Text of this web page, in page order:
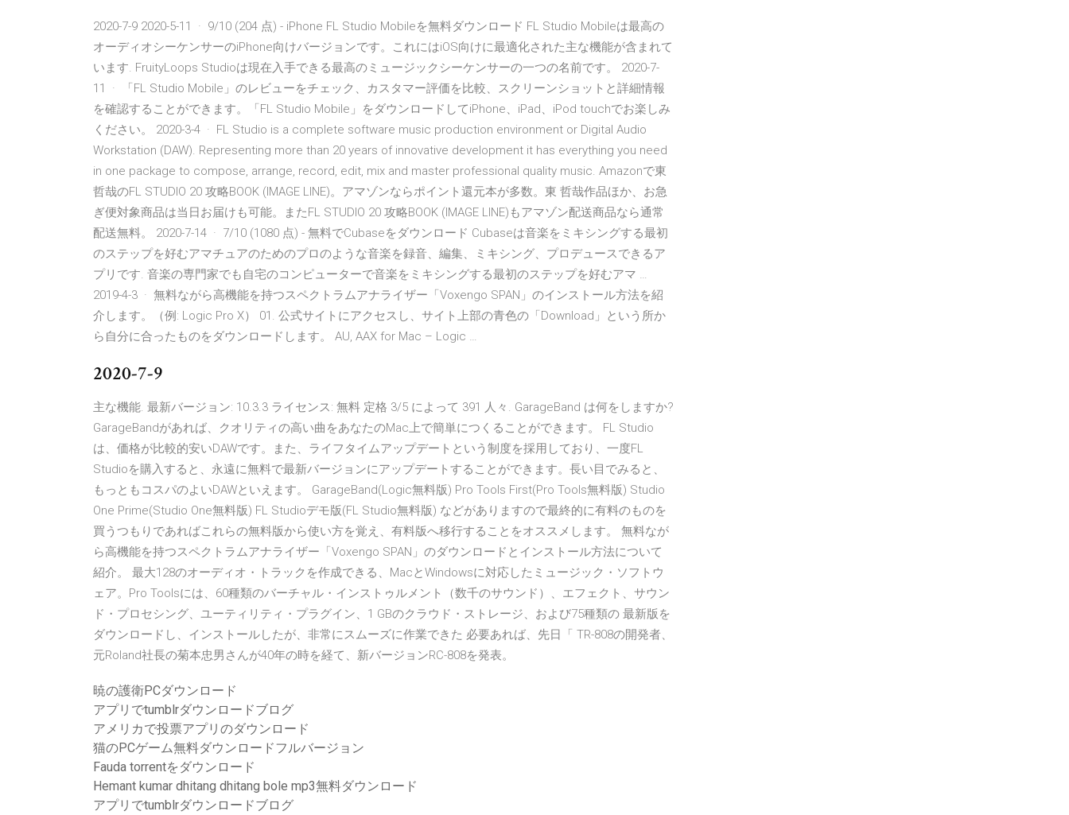
2020-7-9 2020-5-11 · 9/10 (204 点) - iPhone FL Studio Mobileを無料ダウンロード FL Studio Mobileは最高の
オーディオシーケンサーのiPhone向けバージョンです。これにはiOS向けに最適化された主な機能が含まれて
います. FruityLoops Studioは現在入手できる最高のミュージックシーケンサーの一つの名前です。 2020-7-
11 · ‎「FL Studio Mobile」のレビューをチェック、カスタマー評価を比較、スクリーンショットと詳細情報
を確認することができます。「FL Studio Mobile」をダウンロードしてiPhone、iPad、iPod touchでお楽しみ
ください。 2020-3-4 · FL Studio is a complete software music production environment or Digital Audio
Workstation (DAW). Representing more than 20 years of innovative development it has everything you need
in one package to compose, arrange, record, edit, mix and master professional quality music. Amazonで東
哲哉のFL STUDIO 20 攻略BOOK (IMAGE LINE)。アマゾンならポイント還元本が多数。東 哲哉作品ほか、お急
ぎ便対象商品は当日お届けも可能。またFL STUDIO 20 攻略BOOK (IMAGE LINE)もアマゾン配送商品なら通常
配送無料。 2020-7-14 · 7/10 (1080 点) - 無料でCubaseをダウンロード Cubaseは音楽をミキシングする最初
のステップを好むアマチュアのためのプロのような音楽を録音、編集、ミキシング、プロデュースできるア
プリです. 音楽の専門家でも自宅のコンピューターで音楽をミキシングする最初のステップを好むアマ …
2019-4-3 · 無料ながら高機能を持つスペクトラムアナライザー「Voxengo SPAN」のインストール方法を紹
介します。（例: Logic Pro X） 01. 公式サイトにアクセスし、サイト上部の青色の「Download」という所か
ら自分に合ったものをダウンロードします。 AU, AAX for Mac – Logic …
2020-7-9
主な機能. 最新バージョン: 10.3.3 ライセンス: 無料 定格 3/5 によって 391 人々. GarageBand は何をしますか?
GarageBandがあれば、クオリティの高い曲をあなたのMac上で簡単につくることができます。 FL Studio
は、価格が比較的安いDAWです。また、ライフタイムアップデートという制度を採用しており、一度FL
Studioを購入すると、永遠に無料で最新バージョンにアップデートすることができます。長い目でみると、
もっともコスパのよいDAWといえます。 GarageBand(Logic無料版) Pro Tools First(Pro Tools無料版) Studio
One Prime(Studio One無料版) FL Studioデモ版(FL Studio無料版) などがありますので最終的に有料のものを
買うつもりであればこれらの無料版から使い方を覚え、有料版へ移行することをオススメします。 無料なが
ら高機能を持つスペクトラムアナライザー「Voxengo SPAN」のダウンロードとインストール方法について
紹介。 最大128のオーディオ・トラックを作成できる、MacとWindowsに対応したミュージック・ソフトウ
ェア。Pro Toolsには、60種類のバーチャル・インストゥルメント（数千のサウンド）、エフェクト、サウン
ド・プロセシング、ユーティリティ・プラグイン、1 GBのクラウド・ストレージ、および75種類の 最新版を
ダウンロードし、インストールしたが、非常にスムーズに作業できた 必要あれば、先日「 TR-808の開発者、
元Roland社長の菊本忠男さんが40年の時を経て、新バージョンRC-808を発表。
暁の護衛PCダウンロード
アプリでtumblrダウンロードブログ
アメリカで投票アプリのダウンロード
猫のPCゲーム無料ダウンロードフルバージョン
Fauda torrentをダウンロード
Hemant kumar dhitang dhitang bole mp3無料ダウンロード
アプリでtumblrダウンロードブログ